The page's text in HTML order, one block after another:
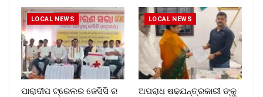
LOCAL NEWS
ପାରାଦୀପ ଟ୍ରେଲର ଜେସିସି ର
LOCAL NEWS
ଅପରାଧ ଷଢଯନ୍ତ୍ରକାରୀ ଙ୍କୁ